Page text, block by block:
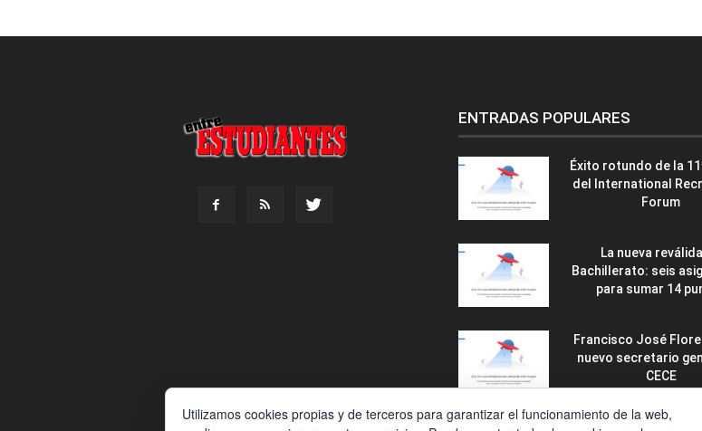
ENTRADAS POPULARES
Éxito rotundo de la
del International
Forum
La nueva
Bachillerato: seis
para sumar 14
Francisco José
nuevo secretario
CECE
Utilizamos cookies propias y de terceros para garantizar el funcionamiento de la web,